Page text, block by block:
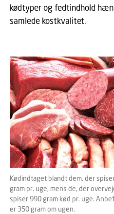
kødtyper og fedtindhold
samlede kostkvalitet.
Kødindtaget blandt dem, der
gram pr. uge, mens de, der
spiser 990 gram kød pr. uge.
er 350 gram om ugen.